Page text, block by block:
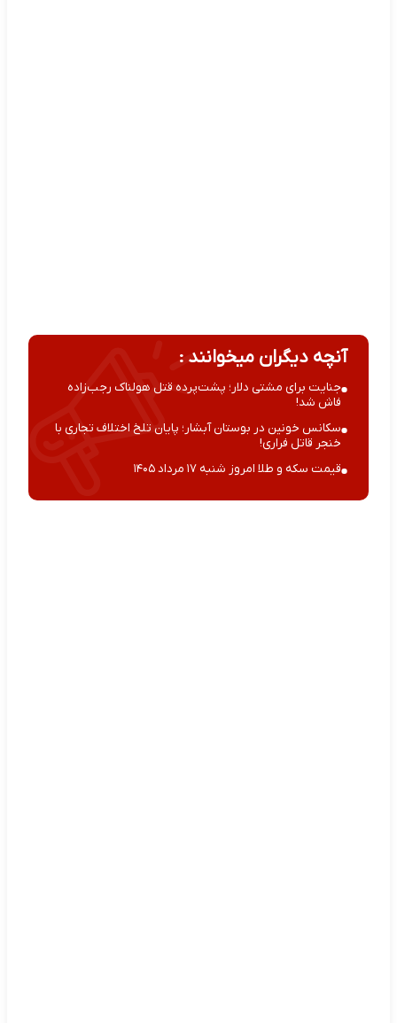
آنچه دیگران میخوانند :
جنایت برای مشتی دلار؛ پشت‌پرده قتل هولناک رجب‌زاده
فاش شد!
سکانس خونین در بوستان آبشار؛ پایان تلخ اختلاف تجاری با
خنجر قاتل فراری!
قیمت سکه و طلا امروز شنبه ۱۷ مرداد ۱۴۰۵